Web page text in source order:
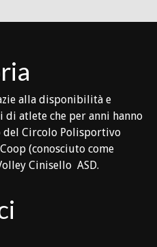
alla disponibilità e
atlete che per anni hanno
Circolo Polisportivo
(conosciuto come
Cinisello ASD.